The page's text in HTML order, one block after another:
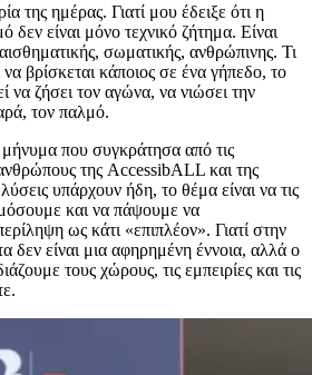
της ημέρας. Γιατί μου έδειξε ότι η
είναι μόνο τεχνικό ζήτημα. Είναι
σωματικής, ανθρώπινης. Τι
βρίσκεται κάποιος σε ένα γήπεδο, το
να ζήσει τον αγώνα, να νιώσει την
τον παλμό.
που συγκράτησα από τις
της AccessibALL και της
υπάρχουν ήδη, το θέμα είναι να τις
και να πάψουμε να
ως κάτι «επιπλέον». Γιατί στην
δεν είναι μια αφηρημένη έννοια, αλλά ο
τους χώρους, τις εμπειρίες και τις